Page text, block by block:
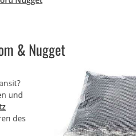
& Nugget
und
des